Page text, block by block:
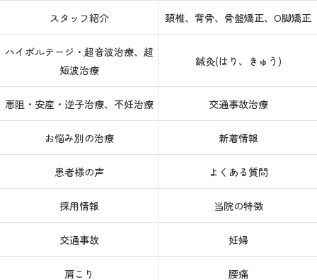
スタッフ紹介 頚椎、背骨、骨盤矯正、O脚矯正
ハイボルテージ・超音波治療、超
短波治療
鍼灸(はり、きゅう)
悪阻・安産・逆子治療、不妊治療 交通事故治療
お悩み別の治療 新着情報
患者様の声 よくある質問
採用情報 当院の特徴
交通事故 妊婦
肩こり 腰痛